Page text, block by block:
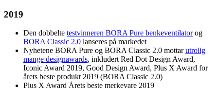
2019
Den dobbelte testvinneren BORA Pure benkeventilatorog
BORA Classic 2.0 lanseres på markedet
Nyhetene BORA Pure og BORA Classic 2.0 mottarutrolig
mange designawards, inkludert Red Dot Design Award,
Iconic Award 2019, Good Design Award, Plus X Award for
årets beste produkt 2019 (BORA Classic 2.0)
Plus X Award Årets beste merkevare 2019